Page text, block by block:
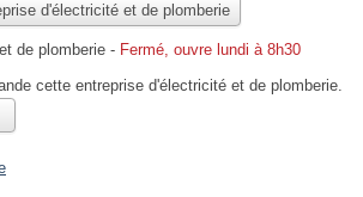
d'électricité et de plomberie
de plomberie - Fermé, ouvre lundi à 8h30
cette entreprise d'électricité et de plomberie.